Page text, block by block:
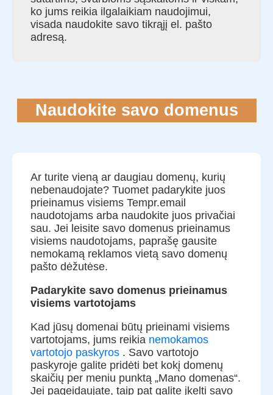
ko jums reikia ilgalaikiam naudojimui,
visada naudokite savo tikrąjį el. pašto
adresą.
Naudokite savo domenus
Ar turite vieną ar daugiau domenų, kurių
nebenaudojate? Tuomet padarykite juos
prieinamus visiems Tempr.email
naudotojams arba naudokite juos privačiai
sau. Jei leisite savo domenus prieinamus
visiems naudotojams, paprašę gausite
nemokamą reklamos vietą savo domenų
pašto dėžutėse.
Padarykite savo domenus prieinamus
visiems vartotojams
Kad jūsų domenai būtų prieinami visiems
vartotojams, jums reikia nemokamos
vartotojo paskyros . Savo vartotojo
paskyroje galite pridėti bet kokį domenų
skaičių per meniu punktą „Mano domenas“.
Jei pageidaujate, taip pat galite įkelti savo